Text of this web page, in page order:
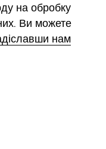
на обробку
Ви можете
нам